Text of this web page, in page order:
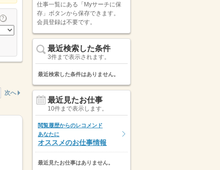
次へ
仕事一覧にある「Myサーチに保
存」ボタンから保存できます。
会員登録は不要です。
最近検索した条件
3件まで表示されます。
最近検索した条件はありません。
最近見たお仕事
10件まで表示します。
閲覧履歴からのレコメンド
あなたに
オススメのお仕事情報
最近見たお仕事はありません。